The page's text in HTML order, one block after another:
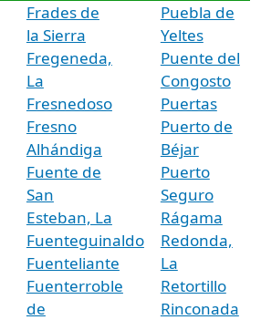
Frades de
la Sierra
Fregeneda,
La
Fresnedoso
Fresno
Alhándiga
Fuente de
San
Esteban, La
Fuenteguinaldo
Fuenteliante
Fuenterroble
de
Puebla de
Yeltes
Puente del
Congosto
Puertas
Puerto de
Béjar
Puerto
Seguro
Rágama
Redonda,
La
Retortillo
Rinconada